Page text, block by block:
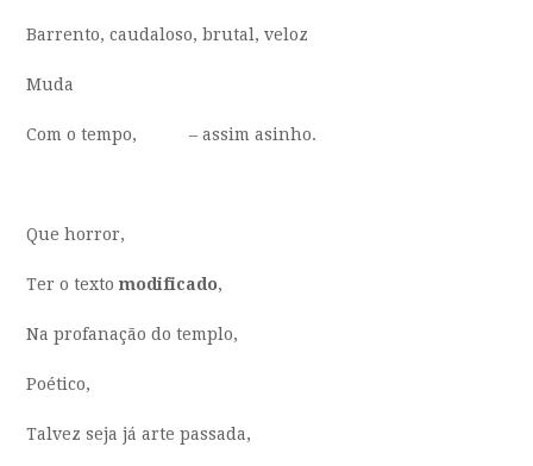
Barrento, caudaloso, brutal, veloz
Muda
Com o tempo, – assim asinho.
Que horror,
Ter o textomodificado,
Na profanação do templo,
Poético,
Talvez seja já arte passada,